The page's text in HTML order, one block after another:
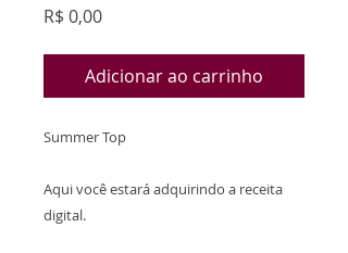
R$ 0,00Preço
Adicionar ao carrinho
Summer Top
Aqui você estará adquirindo a receita
digital.